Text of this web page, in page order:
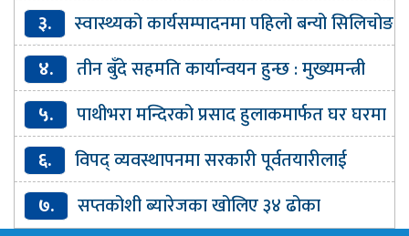
३.
स्वास्थ्यको कार्यसम्पादनमा पहिलो बन्यो सिलिचोङ
गाउँपालिका
४.
तीन बुँदे सहमति कार्यान्वयन हुन्छ : मुख्यमन्त्री
कार्की
५.
पाथीभरा मन्दिरको प्रसाद हुलाकमार्फत घर घरमा
पठाइने
६.
विपद् व्यवस्थापनमा सरकारी पूर्वतयारीलाई
प्राथमिकतासाथ कार्यान्वयन गर्न सरकारलाई निर्देशन
७.
सप्तकोशी ब्यारेजका खोलिए ३४ ढोका